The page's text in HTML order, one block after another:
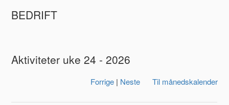
BEDRIFT
Aktiviteter uke 24 - 2026
Forrige| Neste Til månedskalender